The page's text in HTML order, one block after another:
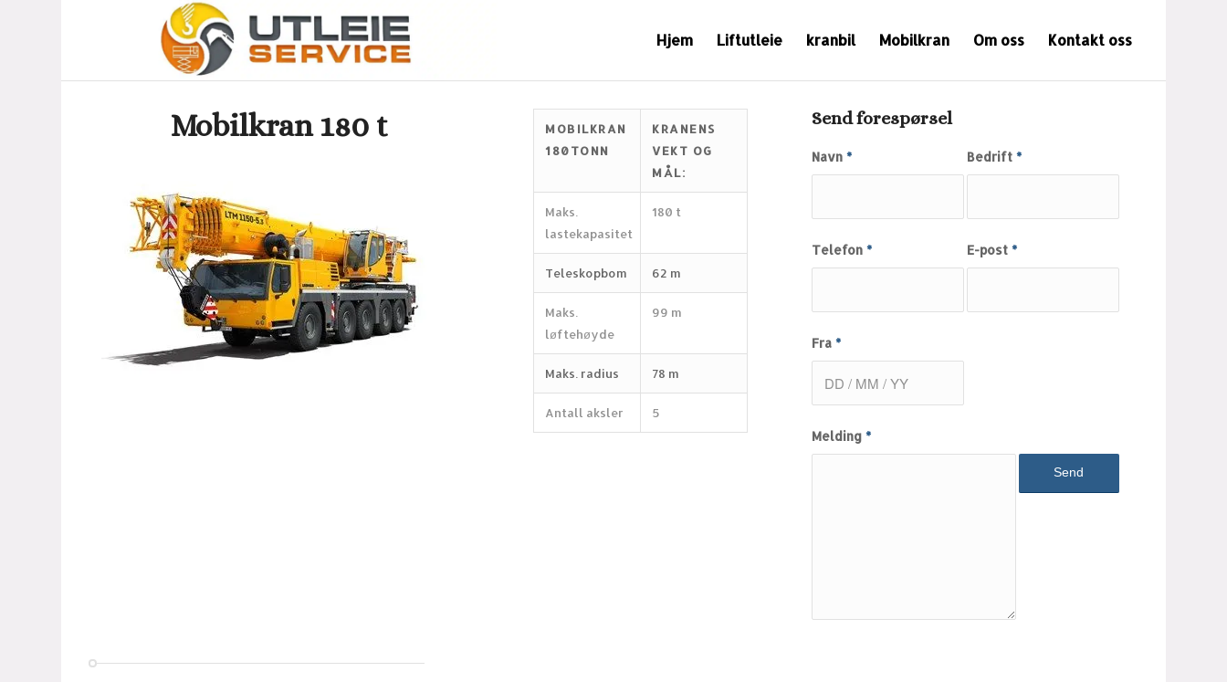
Hjem Liftutleie kranbil Mobilkran Om oss Kontakt oss
Mobilkran 180 t
MOBILKRAN
180TONN
KRANENS
VEKT OG
MÅL:
Maks.
lastekapasitet
180 t
Teleskopbom 62 m
Maks.
løftehøyde
99 m
Maks. radius 78 m
Antall aksler 5
Send forespørsel
Navn * Bedrift*
Telefon * E-post*
Fra *
Melding *